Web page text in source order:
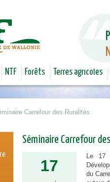
NTF Forêts Terres agricoles
Carrefour des Ruralités
Séminaire Carrefour
17
Le 17
du